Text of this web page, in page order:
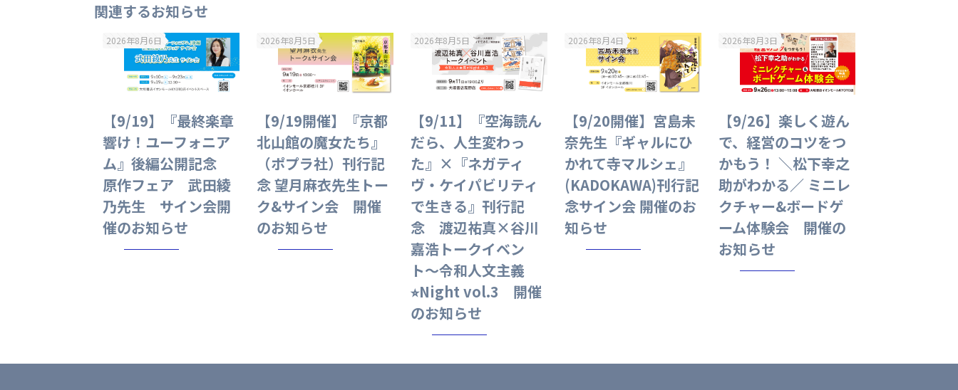
関連するお知らせ
2026年8月6日
【9/19】『最終楽章
響け！ユーフォニア
ム』後編公開記念
原作フェア 武田綾
乃先生 サイン会開
催のお知らせ
2026年8月5日
【9/19開催】『京都
北山館の魔女たち』
（ポプラ社）刊行記
念 望月麻衣先生トー
ク&サイン会 開催
のお知らせ
2026年8月5日
【9/11】『空海読ん
だら、人生変わっ
た』×『ネガティ
ヴ・ケイパビリティ
で生きる』刊行記
念 渡辺祐真×谷川
嘉浩トークイベン
ト〜令和人文主義
⭐︎Night vol.3 開催
のお知らせ
2026年8月4日
【9/20開催】宮島未
奈先生『ギャルにひ
かれて寺マルシェ』
(KADOKAWA)刊行記
念サイン会 開催のお
知らせ
2026年8月3日
【9/26】楽しく遊ん
で、経営のコツをつ
かもう！ ＼松下幸之
助がわかる／ ミニレ
クチャー&ボードゲ
ーム体験会 開催の
お知らせ